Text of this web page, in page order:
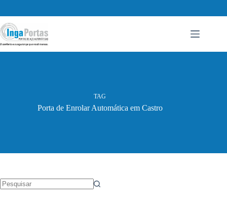
conteúdo
TAG
Porta de Enrolar Automática em Castro